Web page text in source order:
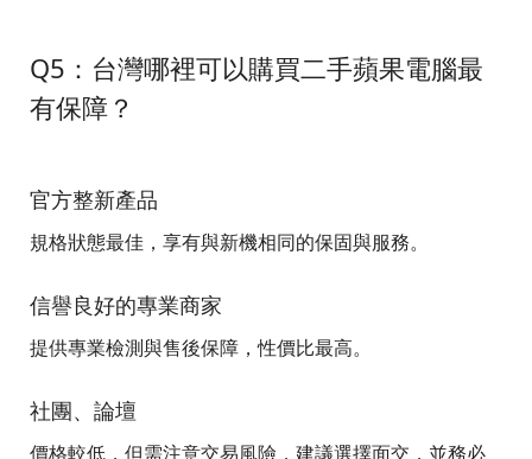
Q5：台灣哪裡可以購買二手蘋果電腦最
有保障？
官方整新產品
規格狀態最佳，享有與新機相同的保固與服務。
信譽良好的專業商家
提供專業檢測與售後保障，性價比最高。
社團、論壇
價格較低，但需注意交易風險，建議選擇面交，並務必